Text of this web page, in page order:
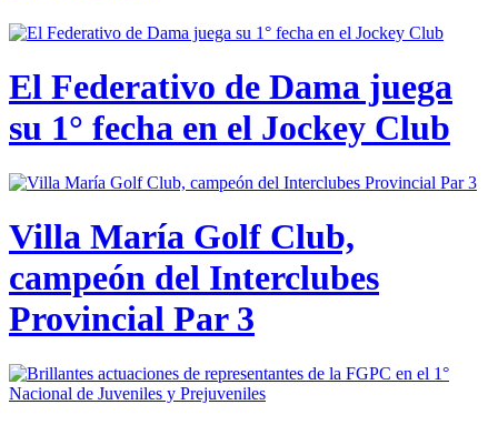
El Federativo de Dama juega
su 1° fecha en el Jockey Club
Villa María Golf Club,
campeón del Interclubes
Provincial Par 3